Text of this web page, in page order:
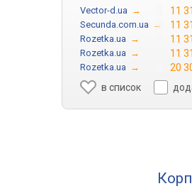
Vector-d.ua → 11
Secunda.com.ua → 11
Rozetka.ua → 11
Rozetka.ua → 11
Rozetka.ua →
20
в список